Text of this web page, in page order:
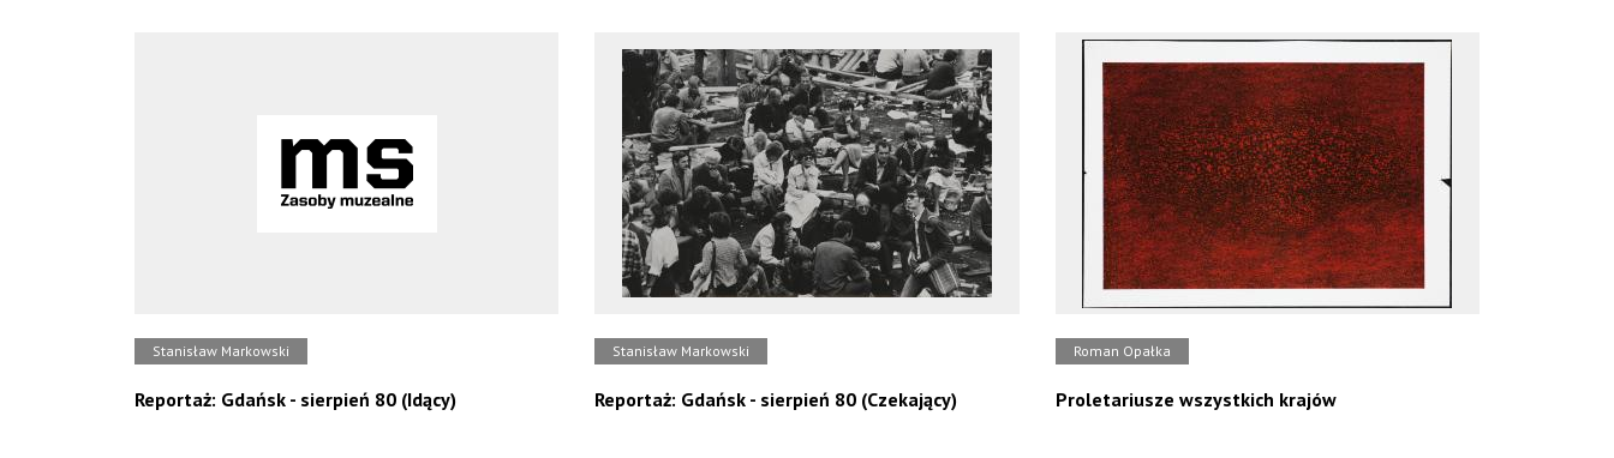
Stanisław Markowski
Reportaż: Gdańsk - sierpień 80 (Idący)
Stanisław Markowski
Reportaż: Gdańsk - sierpień 80 (Czekający)
Roman Opałka
Proletariusze wszystkich krajów